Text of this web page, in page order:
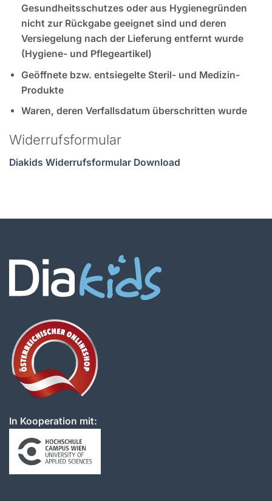
Gesundheitsschutzes oder aus Hygienegründen
nicht zur Rückgabe geeignet sind und deren
Versiegelung nach der Lieferung entfernt wurde
(Hygiene- und Pflegeartikel)
Geöffnete bzw. entsiegelte Steril- und Medizin-
Produkte
Waren, deren Verfallsdatum überschritten wurde
Widerrufsformular
Diakids Widerrufsformular Download
In Kooperation mit: